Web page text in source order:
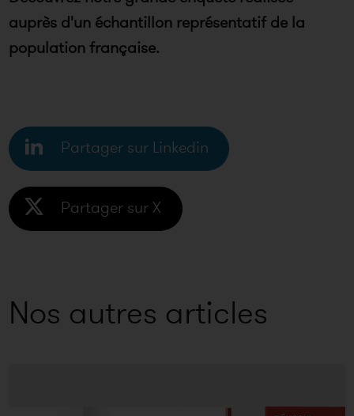
auprès d'un échantillon représentatif de la
population française.
Partager sur Linkedin
Partager sur X
Nos autres articles